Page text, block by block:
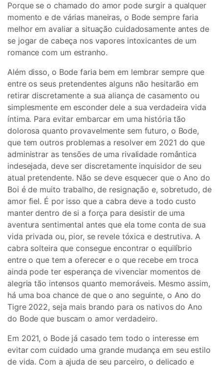
Porque se o chamado do amor pode surgir a qualquer
momento e de várias maneiras, o Bode sempre faria
melhor em avaliar a situação cuidadosamente antes de
se jogar de cabeça nos vapores intoxicantes de um
romance com um estranho.
Além disso, o Bode faria bem em lembrar sempre que
entre os seus pretendentes alguns não hesitarão em
retirar discretamente a sua aliança de casamento ou
simplesmente em esconder dele a sua verdadeira vida
íntima. Para evitar embarcar em uma história tão
dolorosa quanto provavelmente sem futuro, o Bode,
que tem outros problemas a resolver em 2021 do que
administrar as tensões de uma rivalidade romântica
indesejada, deve ser discretamente inquisidor de seu
atual pretendente. Não se deve esquecer que o Ano do
Boi é de muito trabalho, de resignação e, sobretudo, de
amor fiel. É por isso que a cabra deve a todo custo
manter dentro de si a força para desistir de uma
aventura sentimental antes que ela tome conta de sua
vida privada ou, pior, se revele tóxica e destrutiva. A
cabra solteira que consegue encontrar o equilíbrio
entre o que tem a oferecer e o que recebe em troca
ainda pode ter esperança de vivenciar momentos de
alegria tão intensos quanto memoráveis. Mesmo assim,
há uma boa chance de que o ano seguinte, o Ano do
Tigre 2022, seja mais brando para os nativos do Ano
do Bode que buscam o amor verdadeiro.
Em 2021, o Bode já casado tem todo o interesse em
evitar com cuidado uma grande mudança em seu estilo
de vida. Com a ajuda de seu parceiro, o delicado e